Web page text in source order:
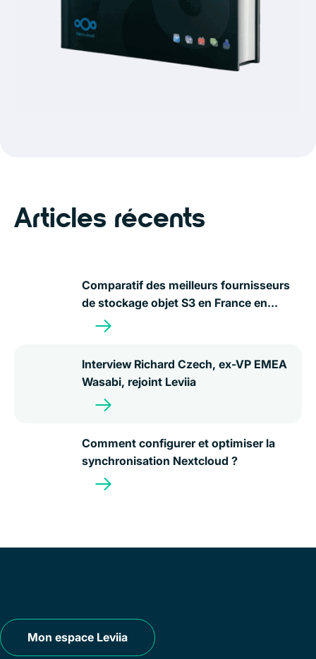
Articles récents
Comparatif des meilleurs fournisseurs
de stockage objet S3 en France en
2026
Interview Richard Czech, ex-VP EMEA
Wasabi, rejoint Leviia
Comment configurer et optimiser la
synchronisation Nextcloud ?
Mon espace Leviia